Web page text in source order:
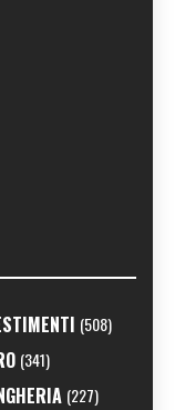
(508)
(341)
(227)